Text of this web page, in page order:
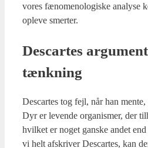
vores fæno­meno­lo­gi­ske ana­ly­se
ople­ve smer­ter.
Descar­tes
tænk­ning
Descar­tes tog fejl, når han
Dyr er leven­de orga­nis­mer, der
hvil­ket er noget gan­ske andet
vi helt afskri­ver Descar­tes, kan